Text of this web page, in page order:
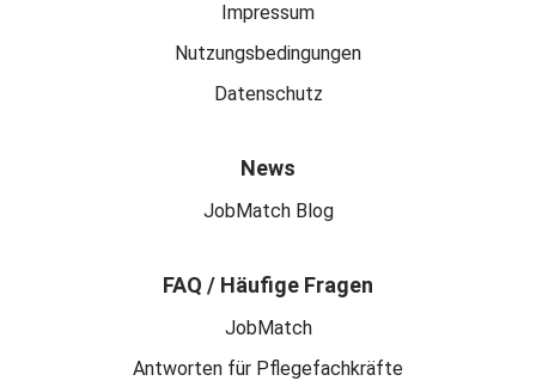
Impressum
Nutzungsbedingungen
Datenschutz
News
JobMatch Blog
FAQ / Häufige Fragen
JobMatch
Antworten für Pflegefachkräfte